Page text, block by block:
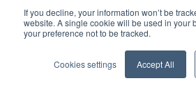
If you decline, your information won’t be
website. A single cookie will be used in your
your preference not to be tracked.
Cookies settings Accept All